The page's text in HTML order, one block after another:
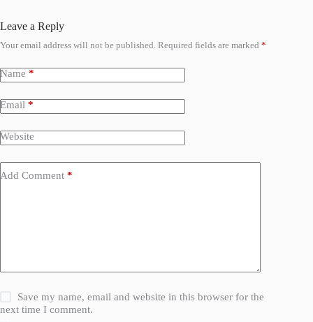
Leave a Reply
Your email address will not be published. Required fields are marked *
Name *
Email *
Website
Add Comment *
Save my name, email and website in this browser for the
next time I comment.